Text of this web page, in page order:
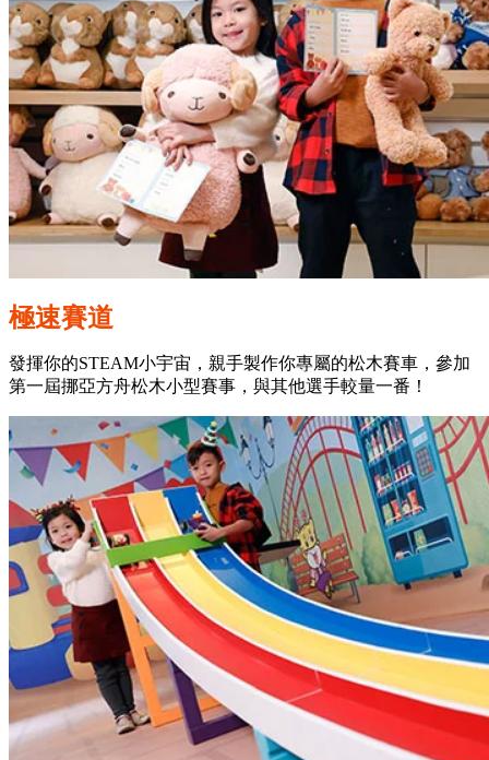
極速賽道
發揮你的STEAM小宇宙，親手製作你專屬的松木賽車，參加
第一屆挪亞方舟松木小型賽事，與其他選手較量一番！